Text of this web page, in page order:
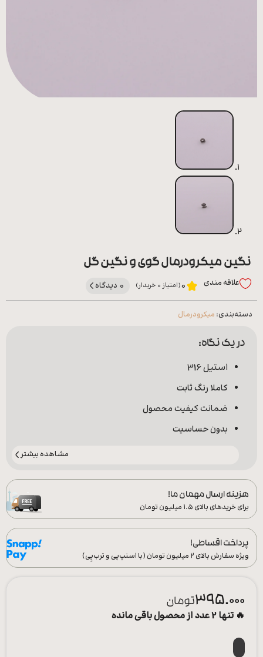
نگین میکرودرمال گوی و نگین گل
علاقه‌ مندی 0(امتیاز 0 خریدار) 0 دیدگاه
دسته‌بندی: میکرودرمال
در یک نگاه:
استیل 316
کاملا رنگ ثابت
ضمانت کیفیت محصول
بدون حساسیت
مشاهده بیشتر
هزینه ارسال مهمان ما!
برای خریدهای بالای ۱.۵ میلیون تومان
پرداخت اقساطی!
ویژه سفارش‌ بالای ۲ میلیون تومان (با اسنپ‌پی و ترب‌پِی)
395.000تومان
🔥 تنها 2 عدد از محصول باقی مانده